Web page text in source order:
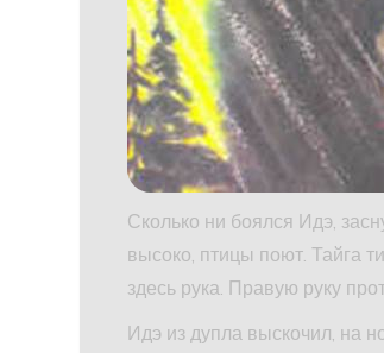
Сколько ни боялся Идэ,
высоко, птицы поют. Тайга
здесь рука. Правую руку
Идэ из дупла выскочил, на